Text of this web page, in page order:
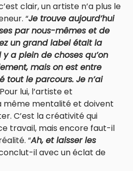
clair, un artiste n’a plus le
“Je trouve aujourd’hui
par nous-mêmes et de
un grand label était la
a plein de choses qu’on
mais on est entre
tout le parcours. Je n’ai
lui, l’artiste et
même mentalité et doivent
C’est la créativité qui
travail, mais encore faut-il
“Ah, et laisser les
il avec un éclat de